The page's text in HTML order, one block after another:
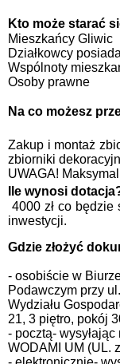
Kto może starać
Mieszkańcy Gliwic
Działkowcy
Wspólnoty
Osoby prawne
Na co możesz
Zakup i montaż
zbiorniki
UWAGA!
Ile wynosi
4000 zł co będzie
inwestycji.
Gdzie złożyć
- osobiście w
Podawczym przy
Wydziału
21, 3 piętro, pokój
- pocztą-
WODAMI UM (UL.